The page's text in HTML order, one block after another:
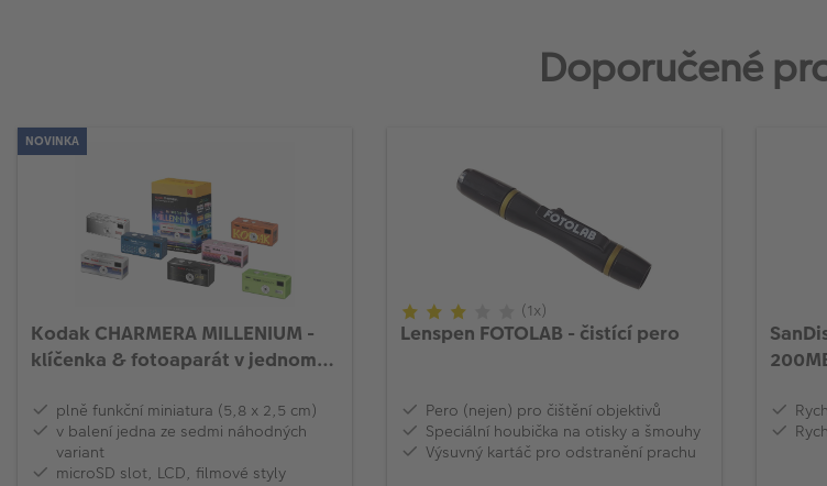
Doporučené
NOVINKA
Kodak CHARMERA MILLENIUM -
klíčenka & fotoaparát v jednom
plně funkční miniatura (5,8 x 2,5 cm)
v balení jedna ze sedmi náhodných
variant
microSD slot, LCD, filmové styly
(1x)
Lenspen FOTOLAB - čistící pero
Pero (nejen) pro čištění objektivů
Speciální houbička na otisky a šmouhy
Výsuvný kartáč pro odstranění prachu